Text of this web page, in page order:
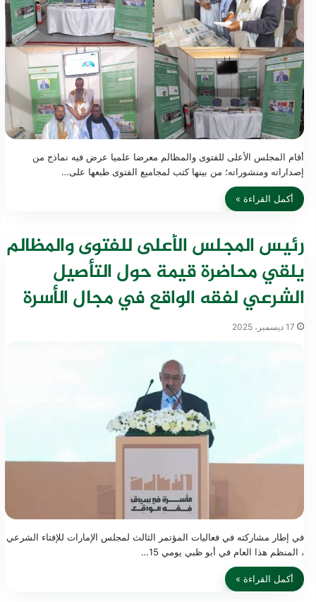
أقام المجلس الأعلى للفتوى والمظالم معرضا علميا عرض فيه نماذج من
إصداراته ومنشوراته؛ من بينها كتب لمجاميع الفتوى طبعها على…
أكمل القراءة »
رئيس المجلس الأعلى للفتوى والمظالم
يلقي محاضرة قيمة حول التأصيل
الشرعي لفقه الواقع في مجال الأسرة
17 ديسمبر، 2025
في إطار مشاركته في فعاليات المؤتمر الثالث لمجلس الإمارات للإفتاء الشرعي
، المنظم هذا العام في أبو ظبي يومي 15…
أكمل القراءة »